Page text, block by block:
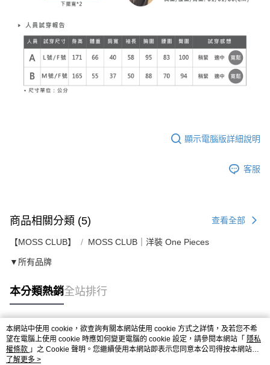
顯示電腦版詳細說明
客服
商品相關分類 (5) 查看全部
【MOSS CLUB】 MOSS CLUB｜洋裝 One Pieces
▼所有品牌
本分類熱銷全站排行
熱門標籤
本網站中使用 cookie，欲查詢有關本網站使用 cookie 方式之詳情，及若您不希
望在電腦上使用 cookie 時應如何變更電腦的 cookie 設定，請參閱本網站「 隱私
權條款 」之 Cookie 聲明。您繼續使用本網站即表示您同意本公司得按本網站使
用條款之 Cookie 聲明使用 cookie。
了解更多 >